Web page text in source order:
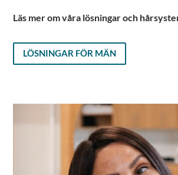
Läs mer om våra lösningar och
LÖSNINGAR FÖR MÄN